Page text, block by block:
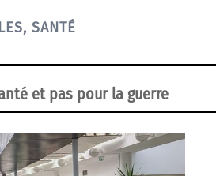
, SANTÉ
et pas pour la guerre